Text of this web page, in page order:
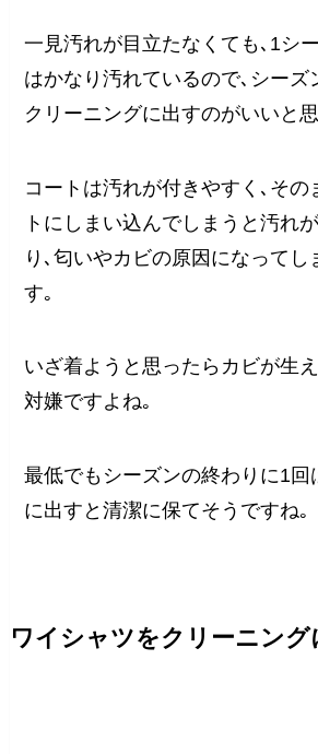
一見汚れが目立たなくても､1シ
はかなり汚れているので､シーズ
クリーニングに出すのがいいと
コートは汚れが付きやすく､その
トにしまい込んでしまうと汚れ
り､匂いやカビの原因になって
す｡
いざ着ようと思ったらカビが生
対嫌ですよね｡
最低でもシーズンの終わりに1回
に出すと清潔に保てそうですね｡
ワイシャツをクリーニング